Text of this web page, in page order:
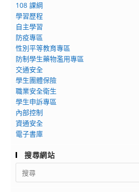
108 課綱
學習歷程
自主學習
防疫專區
性別平等教育專區
防制學生藥物濫用專區
交通安全
學生團體保險
職業安全衛生
學生申訴專區
內部控制
資通安全
電子書庫
搜尋網站
Search
for: